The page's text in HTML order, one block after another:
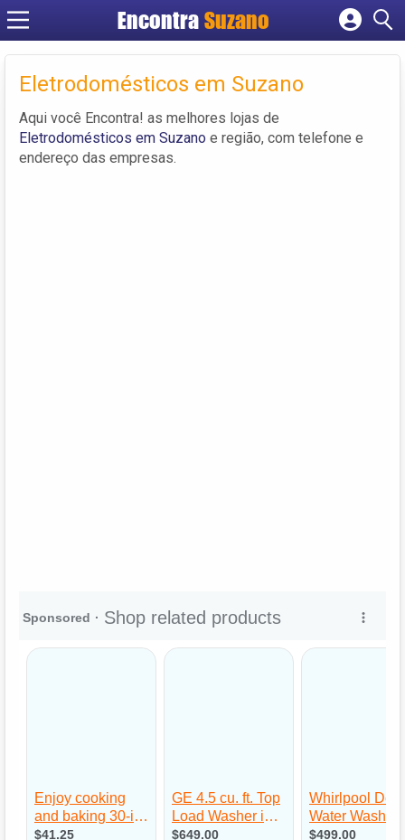
EncontraSuzano
Cadastrar empresa
Criar conta
Eletrodomésticos em Suzano
Aqui você Encontra! as melhores lojas de
Eletrodomésticos em Suzano e região, com telefone e
endereço das empresas.